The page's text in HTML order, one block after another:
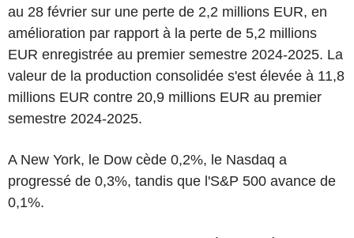
au 28 février sur une perte de 2,2 millions EUR, en
amélioration par rapport à la perte de 5,2 millions
EUR enregistrée au premier semestre 2024-2025. La
valeur de la production consolidée s'est élevée à 11,8
millions EUR contre 20,9 millions EUR au premier
semestre 2024-2025.
A New York, le Dow cède 0,2%, le Nasdaq a
progressé de 0,3%, tandis que l'S&P 500 avance de
0,1%.